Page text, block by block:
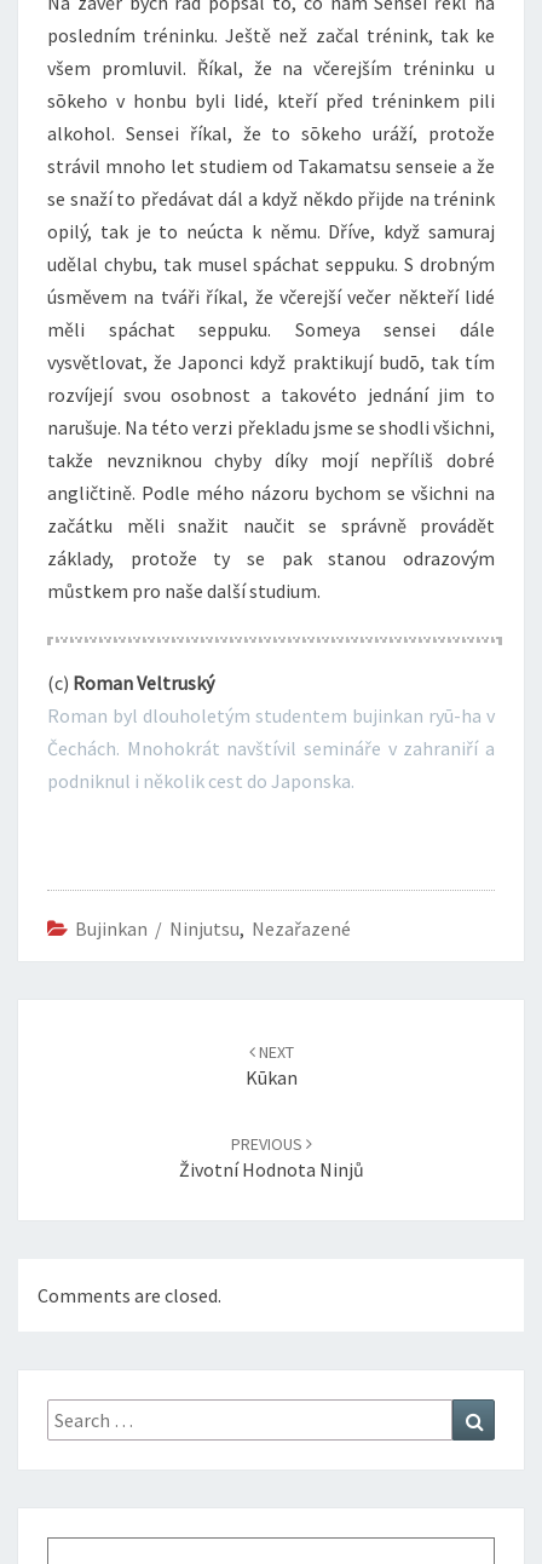
posledním tréninku. Ještě než začal trénink, tak ke
všem promluvil. Říkal, že na včerejším tréninku u
sōkeho v honbu byli lidé, kteří před tréninkem pili
alkohol. Sensei říkal, že to sōkeho uráží, protože
strávil mnoho let studiem od Takamatsu senseie a že
se snaží to předávat dál a když někdo přijde na trénink
opilý, tak je to neúcta k němu. Dříve, když samuraj
udělal chybu, tak musel spáchat seppuku. S drobným
úsměvem na tváři říkal, že včerejší večer někteří lidé
měli spáchat seppuku. Someya sensei dále
vysvětlovat, že Japonci když praktikují budō, tak tím
rozvíjejí svou osobnost a takovéto jednání jim to
narušuje. Na této verzi překladu jsme se shodli všichni,
takže nevzniknou chyby díky mojí nepříliš dobré
angličtině. Podle mého názoru bychom se všichni na
začátku měli snažit naučit se správně provádět
základy, protože ty se pak stanou odrazovým
můstkem pro naše další studium.
(c) Roman Veltruský
Roman byl dlouholetým studentem bujinkan ryū-ha v
Čechách. Mnohokrát navštívil semináře v zahraniří a
podniknul i několik cest do Japonska.
Bujinkan / Ninjutsu, Nezařazené
NEXT
Kūkan
PREVIOUS
Životní Hodnota Ninjů
Comments are closed.
Search
for: